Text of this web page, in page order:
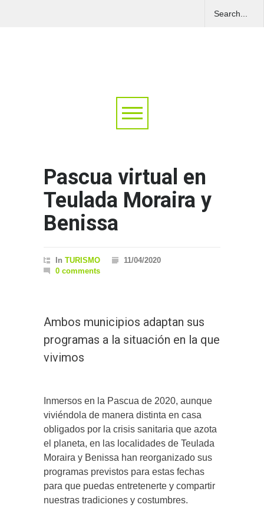
Pascua virtual en
Teulada Moraira y
Benissa
In TURISMO
11/04/2020
0 comments
Ambos municipios adaptan sus
programas a la situación en la que
vivimos
Inmersos en la Pascua de 2020, aunque
viviéndola de manera distinta en casa
obligados por la crisis sanitaria que azota
el planeta, en las localidades de Teulada
Moraira y Benissa han reorganizado sus
programas previstos para estas fechas
para que puedas entretenerte y compartir
nuestras tradiciones y costumbres.